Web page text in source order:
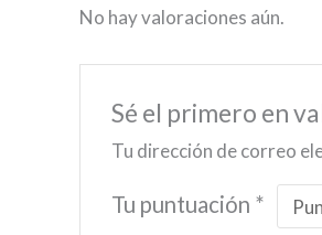
No hay valoraciones aún.
Sé el primero en
Tu dirección de correo
Tu puntuación *